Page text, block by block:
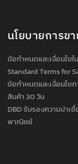
นโยบายการข
ข้อกำหนดและเงื่อนไขใ
Standard Terms for
ข้อกำหนดและเงื่อนไ
สินค้า 30 วัน
DBD รับรองความน่าเ
พาณิชย์